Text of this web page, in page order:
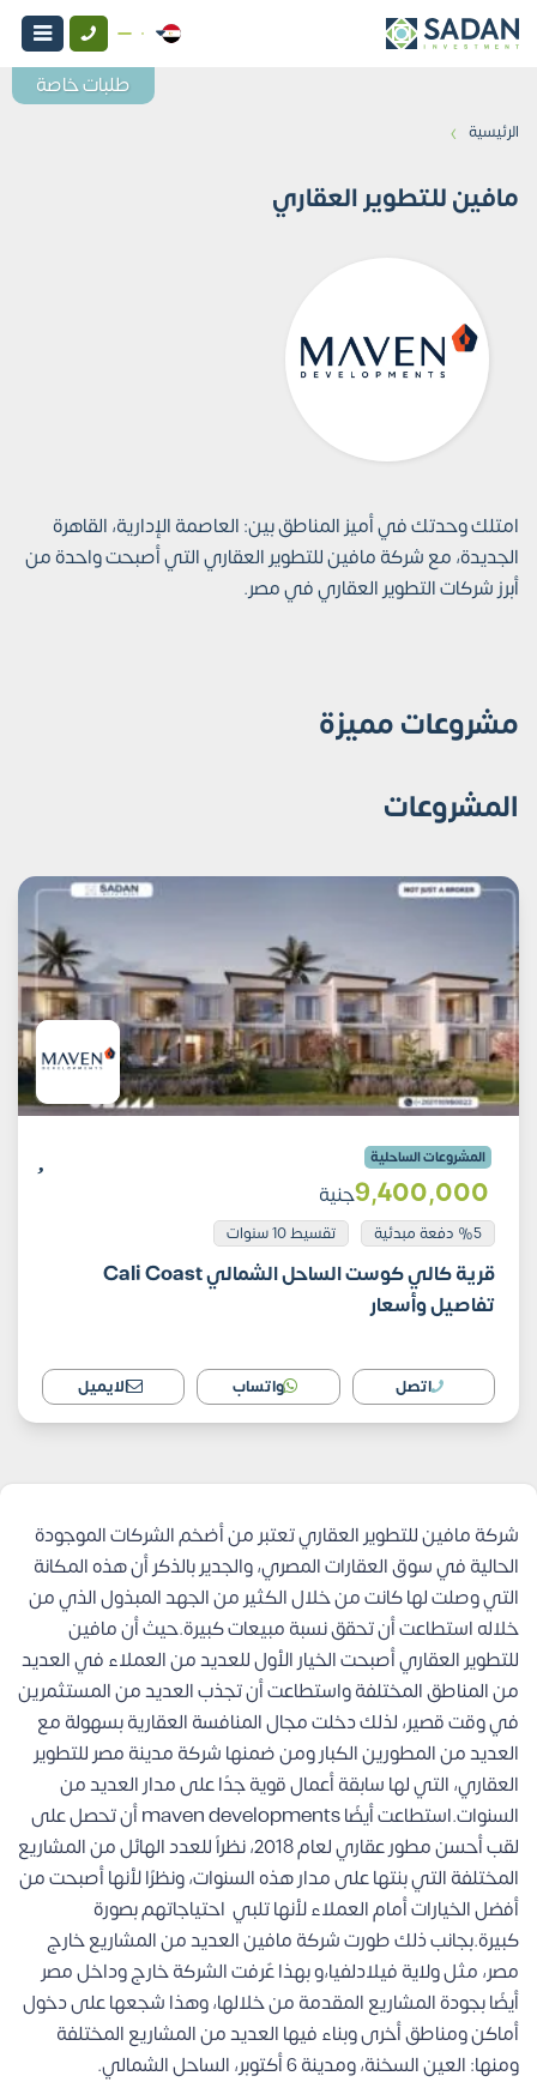
الرئيسية ›
مافين للتطوير العقاري
امتلك وحدتك في أميز المناطق بين: العاصمة الإدارية، القاهرة
الجديدة، مع شركة مافين للتطوير العقاري التي أصبحت واحدة من
أبرز شركات التطوير العقاري في مصر.
مشروعات مميزة
المشروعات
المشروعات الساحلية
9٬400٬000جنية
%5 دفعة مبدئية تقسيط 10 سنوات
قرية كالي كوست الساحل الشمالي Cali Coast
تفاصيل وأسعار
اتصل واتساب الايميل
شركة مافين للتطوير العقاري تعتبر من أضخم الشركات الموجودة
الحالية في سوق العقارات المصري، والجدير بالذكر أن هذه المكانة
التي وصلت لها كانت من خلال الكثير من الجهد المبذول الذي من
خلاله استطاعت أن تحقق نسبة مبيعات كبيرة.حيث أن مافين
للتطوير العقاري أصبحت الخيار الأول للعديد من العملاء في العديد
من المناطق المختلفة واستطاعت أن تجذب العديد من المستثمرين
في وقت قصير، لذلك دخلت مجال المنافسة العقارية بسهولة مع
العديد من المطورين الكبار ومن ضمنهاشركة مدينة مصر للتطوير
العقاري، التي لها سابقة أعمال قوية جدًا على مدار العديد من
السنوات.استطاعت أيضًا maven developments أن تحصل على
لقب أحسن مطور عقاري لعام 2018، نظراً للعدد الهائل من المشاريع
المختلفة التي بنتها على مدار هذه السنوات، ونظرًا لأنها أصبحت من
أفضل الخيارات أمام العملاء لأنها تلبي احتياجاتهم بصورة
كبيرة.بجانب ذلك طورت شركة مافين العديد من المشاريع خارج
مصر، مثل ولاية فيلادلفيا،و بهذا عٌرفت الشركة خارج وداخل مصر
أيضًا بجودة المشاريع المقدمة من خلالها، وهذا شجعها على دخول
أماكن ومناطق أخرى وبناء فيها العديد من المشاريع المختلفة
ومنها: العين السخنة، ومدينة 6 أكتوبر، الساحل الشمالي.
طلبات خاصة